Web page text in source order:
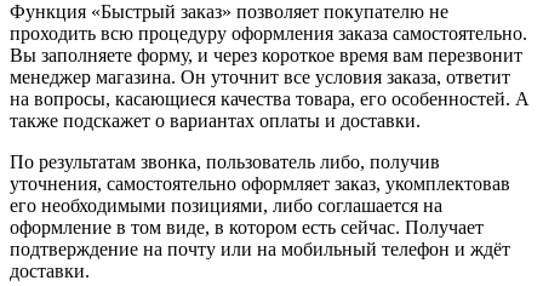
Функция «Быстрый заказ» позволяет покупателю не
проходить всю процедуру оформления заказа самостоятельно.
Вы заполняете форму, и через короткое время вам перезвонит
менеджер магазина. Он уточнит все условия заказа, ответит
на вопросы, касающиеся качества товара, его особенностей. А
также подскажет о вариантах оплаты и доставки.
По результатам звонка, пользователь либо, получив
уточнения, самостоятельно оформляет заказ, укомплектовав
его необходимыми позициями, либо соглашается на
оформление в том виде, в котором есть сейчас. Получает
подтверждение на почту или на мобильный телефон и ждёт
доставки.